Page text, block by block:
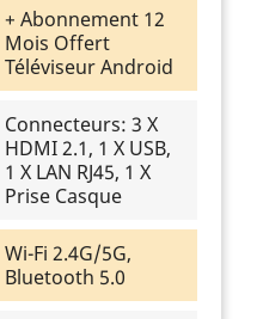
+ Abonnement 12
Mois Offert
Téléviseur Android
Connecteurs: 3 X
HDMI 2.1, 1 X USB,
1 X LAN RJ45, 1 X
Prise Casque
Wi-Fi 2.4G/5G,
Bluetooth 5.0